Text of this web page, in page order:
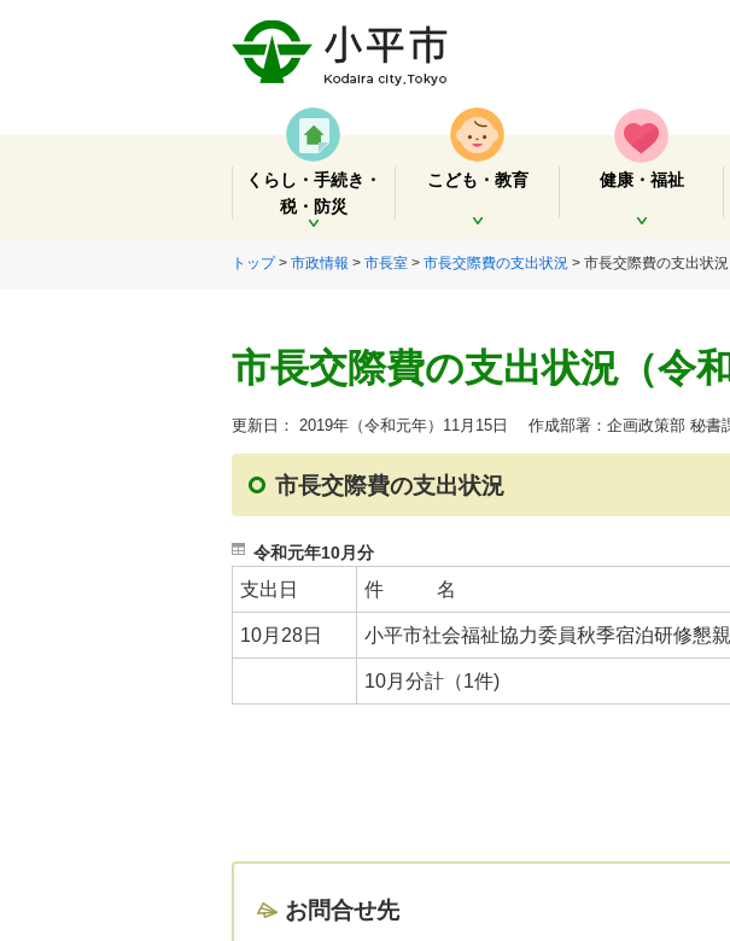
くらし・手続き・
税・防災
開く
こども・教育
開く
健康・福祉
開く
トップ> 市政情報 > 市長室 > 市長交際費の支出状況 > 市長交際費の支出状
市長交際費の支出状況（令
更新日： 2019年（令和元年）11月15日 作成部署：企画政策部 秘書
市長交際費の支出状況
令和元年10月分
支出日 件 名
10月28日 小平市社会福祉協力委員秋季宿泊研修懇
10月分計（1件)
お問合せ先